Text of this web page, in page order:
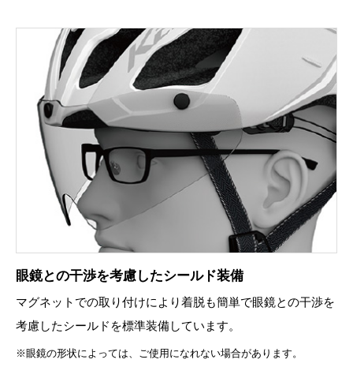
眼鏡との干渉を考慮したシールド装備
マグネットでの取り付けにより着脱も簡単で眼鏡との干渉を
考慮したシールドを標準装備しています。
※眼鏡の形状によっては、ご使用になれない場合があります。